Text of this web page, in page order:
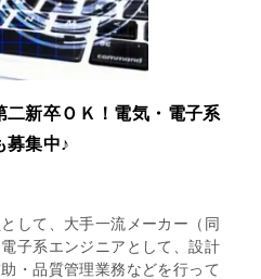
二新卒ＯＫ！電気・電子系
募集中♪
して、大手一流メーカー（同
子系エンジニアとして、設計
・品質管理業務などを行って